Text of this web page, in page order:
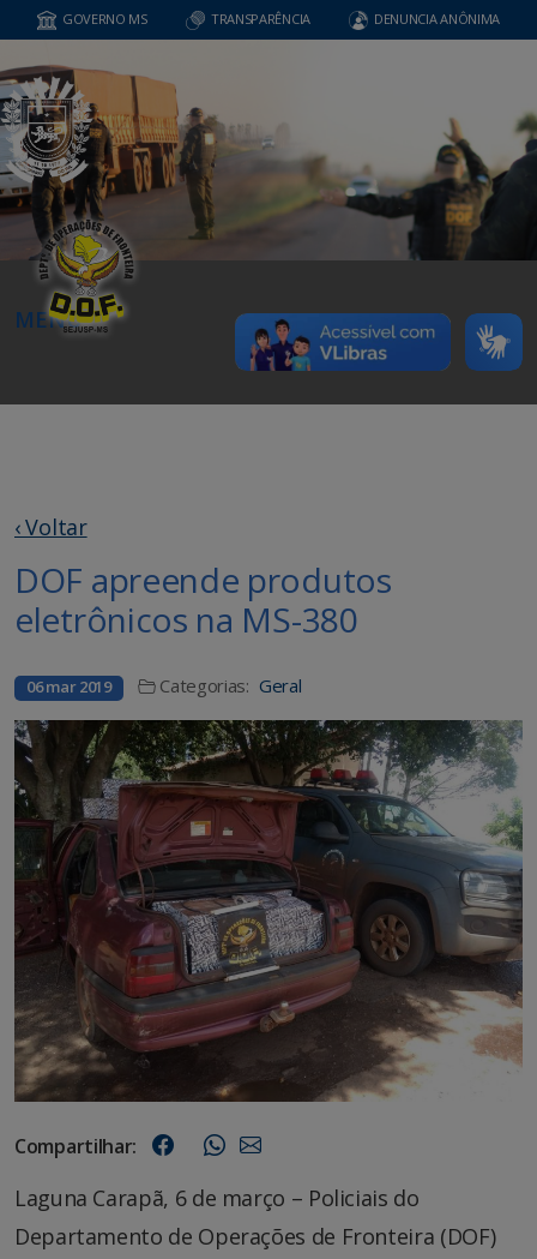
GOVERNO MS TRANSPARÊNCIA DENUNCIA ANÔNIMA
MENU
‹ Voltar
DOF apreende produtos
eletrônicos na MS-380
06 mar 2019 Categorias: Geral
Compartilhar:
Laguna Carapã, 6 de março – Policiais do
Departamento de Operações de Fronteira (DOF)